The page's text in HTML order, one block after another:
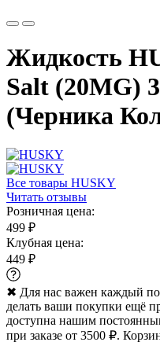
Жидкость
Salt (20MG)
(Черника
Все товары HUSKY
Читать отзывы
Розничная цена:
499 ₽
Клубная цена:
449 ₽
✖ Для нас важен каждый
делать ваши покупки ещё
доступна нашим
при заказе от 3500 ₽.